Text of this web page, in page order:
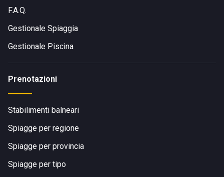
F.A.Q.
Gestionale Spiaggia
Gestionale Piscina
Prenotazioni
Stabilimenti balneari
Spiagge per regione
Spiagge per provincia
Spiagge per tipo